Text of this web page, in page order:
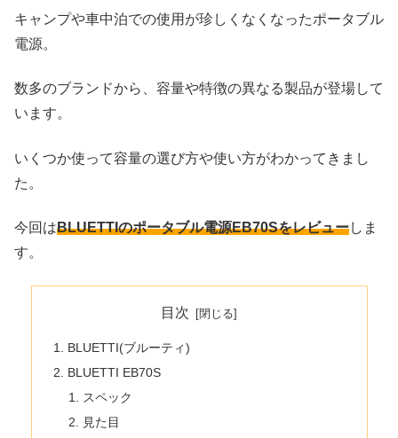
キャンプや車中泊での使用が珍しくなくなったポータブル
電源。
数多のブランドから、容量や特徴の異なる製品が登場して
います。
いくつか使って容量の選び方や使い方がわかってきまし
た。
今回はBLUETTIのポータブル電源EB70Sをレビューしま
す。
目次
BLUETTI(ブルーティ)
BLUETTI EB70S
スペック
見た目